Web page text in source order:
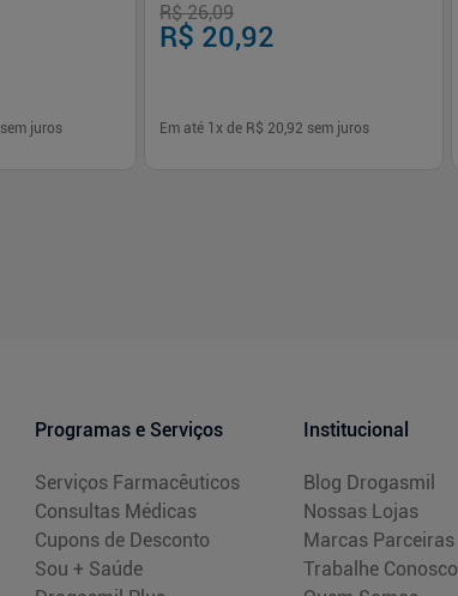
sem juros
R$ 26,09
R$ 20,92
Em até 1 x de R$ 20,92 sem juros
Programas e Serviços
Serviços Farmacêuticos
Consultas Médicas
Cupons de Desconto
Sou + Saúde
Institucional
Blog Drogasmil
Nossas Lojas
Marcas Parceiras
Trabalhe Conosco